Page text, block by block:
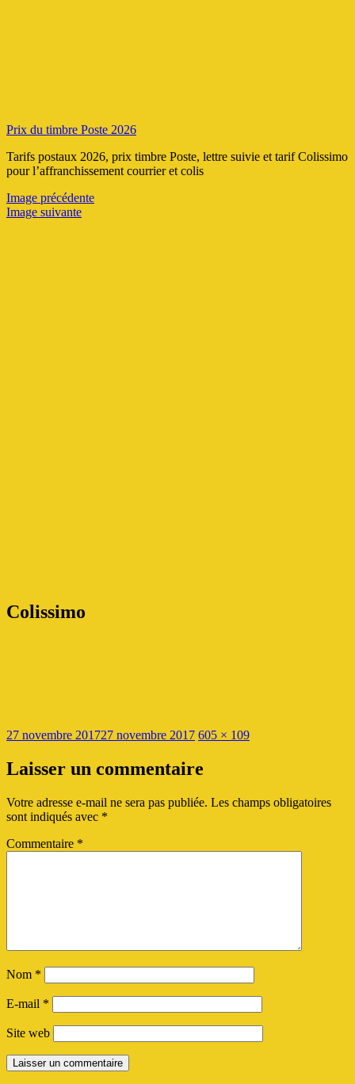
Prix du timbre Poste 2026
Tarifs postaux 2026, prix timbre Poste, lettre suivie et tarif Colissimo
pour l’affranchissement courrier et colis
Image précédente
Image suivante
Colissimo
Publié
27 novembre 201727 novembre 2017 Taille
605 × 109
Laisser un commentaire
Votre adresse e-mail ne sera pas publiée. Les champs obligatoires
sont indiqués avec *
Commentaire *
Nom *
E-mail *
Site web